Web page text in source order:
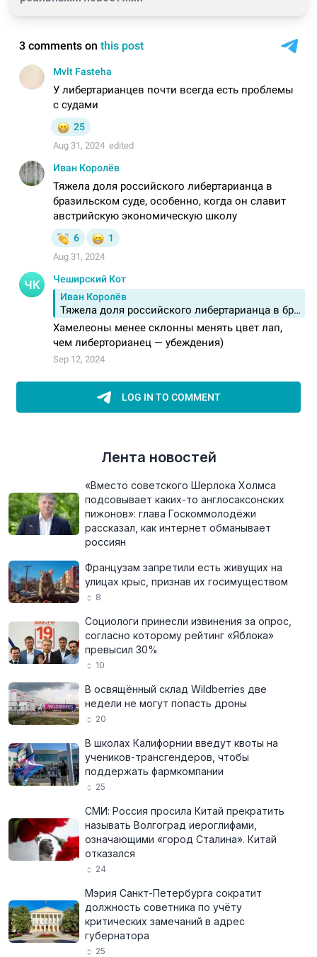
Лента новостей
«Вместо советского Шерлока Холмса
подсовывает каких-то англосаксонских
пижонов»: глава Госкоммолодёжи
рассказал, как интернет обманывает
россиян
Французам запретили есть живущих на
улицах крыс, признав их госимуществом
8
Социологи принесли извинения за опрос,
согласно которому рейтинг «Яблока»
превысил 30%
10
В освящённый склад Wildberries две
недели не могут попасть дроны
20
В школах Калифорнии введут квоты на
учеников-трансгендеров, чтобы
поддержать фармкомпании
25
СМИ: Россия просила Китай прекратить
называть Волгоград иероглифами,
означающими «город Сталина». Китай
отказался
24
Мэрия Санкт-Петербурга сократит
должность советника по учёту
критических замечаний в адрес
губернатора
25